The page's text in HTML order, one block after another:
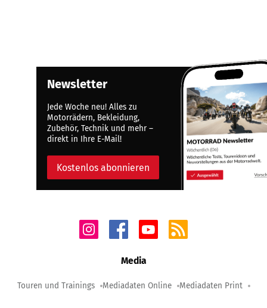
Newsletter
Jede Woche neu! Alles zu
Motorrädern, Bekleidung,
Zubehör, Technik und mehr –
direkt in Ihre E-Mail!
Kostenlos abonnieren
Media
Touren und Trainings Mediadaten Online Mediadaten Print